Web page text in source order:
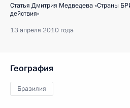
Статья Дмитрия Медведева «Страны
действия»
13 апреля 2010 года
География
Бразилия